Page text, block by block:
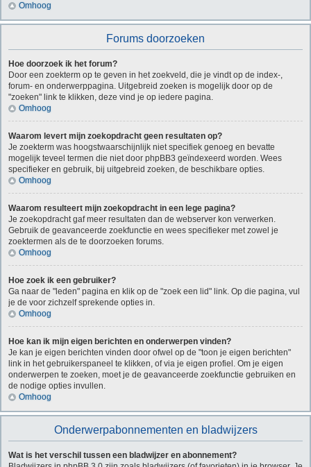
Omhoog
Forums doorzoeken
Hoe doorzoek ik het forum?
Door een zoekterm op te geven in het zoekveld, die je vindt op de index-,
forum- en onderwerppagina. Uitgebreid zoeken is mogelijk door op de
"zoeken" link te klikken, deze vind je op iedere pagina.
Omhoog
Waarom levert mijn zoekopdracht geen resultaten op?
Je zoekterm was hoogstwaarschijnlijk niet specifiek genoeg en bevatte
mogelijk teveel termen die niet door phpBB3 geïndexeerd worden. Wees
specifieker en gebruik, bij uitgebreid zoeken, de beschikbare opties.
Omhoog
Waarom resulteert mijn zoekopdracht in een lege pagina?
Je zoekopdracht gaf meer resultaten dan de webserver kon verwerken.
Gebruik de geavanceerde zoekfunctie en wees specifieker met zowel je
zoektermen als de te doorzoeken forums.
Omhoog
Hoe zoek ik een gebruiker?
Ga naar de "leden" pagina en klik op de "zoek een lid" link. Op die pagina, vul
je de voor zichzelf sprekende opties in.
Omhoog
Hoe kan ik mijn eigen berichten en onderwerpen vinden?
Je kan je eigen berichten vinden door ofwel op de "toon je eigen berichten"
link in het gebruikerspaneel te klikken, of via je eigen profiel. Om je eigen
onderwerpen te zoeken, moet je de geavanceerde zoekfunctie gebruiken en
de nodige opties invullen.
Omhoog
Onderwerpabonnementen en bladwijzers
Wat is het verschil tussen een bladwijzer en abonnement?